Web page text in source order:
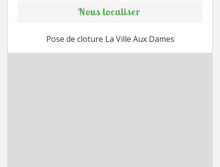
Nous localiser
Pose de cloture La Ville Aux Dames